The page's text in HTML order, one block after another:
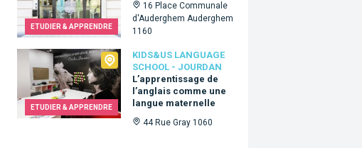
ETUDIER & APPRENDRE
16 Place Communale
d'Auderghem Auderghem
1160
ETUDIER & APPRENDRE
KIDS&US LANGUAGE
SCHOOL - JOURDAN
L’apprentissage de
l’anglais comme une
langue maternelle
44 Rue Gray 1060
Kids&Us language school - Jourdan